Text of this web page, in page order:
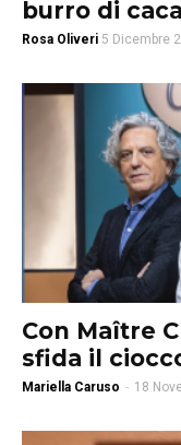
burro di
Rosa Oliveri 5 Dicembre
Con Maître
sfida il
Mariella Caruso - 18